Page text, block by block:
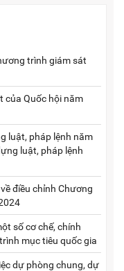
trình giám sát
của Quốc hội năm
luật, pháp lệnh năm
luật, pháp lệnh
điều chỉnh Chương
số cơ chế, chính
mục tiêu quốc gia
dự phòng chung, dự